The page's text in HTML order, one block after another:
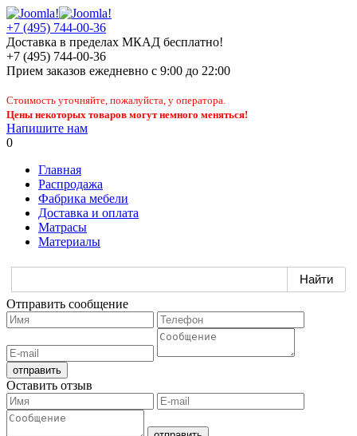
+7 (495) 744-00-36
Доставка в пределах МКАД бесплатно!
+7 (495) 744-00-36
Прием заказов ежедневно с 9:00 до 22:00
Стоимость уточняйте, пожалуйста, у оператора.
Цены некоторых товаров могут немного меняться!
Напишите нам
0
Главная
Распродажа
Фабрика мебели
Доставка и оплата
Матрасы
Материалы
Отправить сообщение
Оставить отзыв